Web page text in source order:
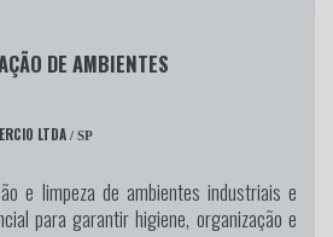
DE AMBIENTES
LTDA / SP
e limpeza de ambientes industriais e
para garantir higiene, organização e